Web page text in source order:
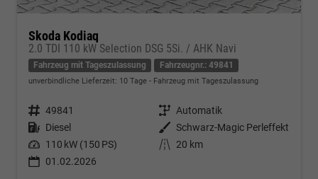
Skoda Kodiaq
2.0 TDI 110 kW Selection DSG 5Si. / AHK Navi
Fahrzeug mit Tageszulassung Fahrzeugnr.: 49841
unverbindliche Lieferzeit: 10 Tage Fahrzeug mit Tageszulassung
Fahrzeugnr. 49841 Getriebe Automatik
Kraftstoff Diesel Außenfarbe Schwarz-Magic Perleffekt
Leistung 110 kW (150 PS) Kilometerstand
20 km
01.02.2026